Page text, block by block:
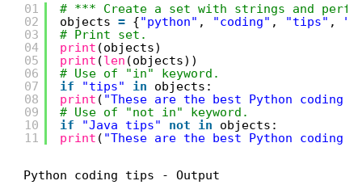
01
02
03
04
05
06
07
08
09
10
11
# *** Create a set with strings and
objects = {"python" , "coding" , "tips" ,
# Print set.
print (objects)
print (len (objects))
# Use of "in" keyword.
if
"tips" in
objects:
print ( "These are the best Python coding
# Use of "not in" keyword.
if
"Java tips" not in
objects:
print ( "These are the best Python
Python coding tips - Output